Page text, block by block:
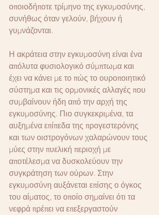
οποιοδήποτε τρίμηνο της εγκυμοσύνης,
συνήθως όταν γελούν, βήχουν ή
γυμνάζονται.
Η ακράτεια στην εγκυμοσύνη είναι ένα
απόλυτα φυσιολογικό σύμπτωμα και
έχει να κάνει με το πώς το ουροποιητικό
σύστημα και τις ορμονικές αλλαγές που
συμβαίνουν ήδη από την αρχή της
εγκυμοσύνης. Πιο συγκεκριμένα, τα
αυξημένα επίπεδα της προγεστερόνης
και των οιστρογόνων χαλαρώνουν τους
μύες στην πυελική περιοχή με
αποτέλεσμα να δυσκολεύουν την
συγκράτηση των ούρων. Στην
εγκυμοσύνη αυξάνεται επίσης ο όγκος
του αίματος, το οποίο σημαίνει ότι τα
νεφρά πρέπει να επεξεργαστούν